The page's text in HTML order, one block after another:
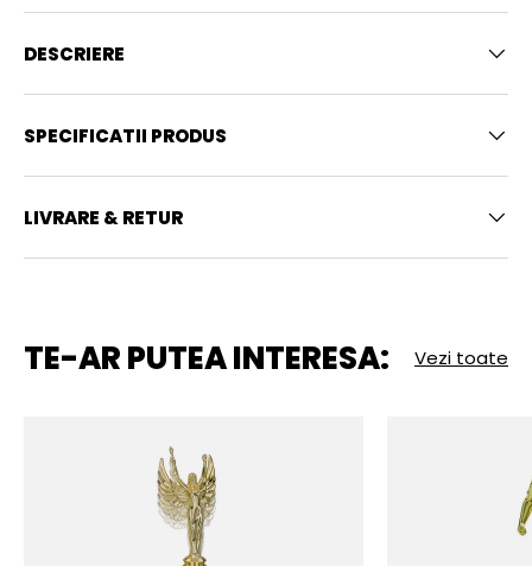
DESCRIERE
SPECIFICATII PRODUS
LIVRARE & RETUR
TE-AR PUTEA INTERESA: Vezi toate